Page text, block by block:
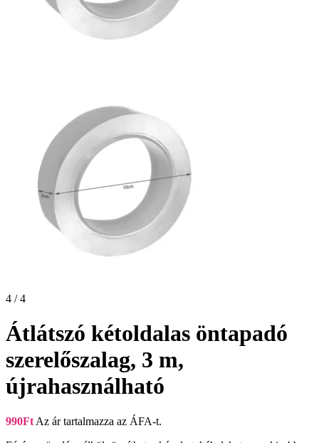
4 / 4
Átlátszó kétoldalas öntapadó
szerelőszalag, 3 m,
újrahasználható
990Ft Az ár tartalmazza az ÁFA-t.